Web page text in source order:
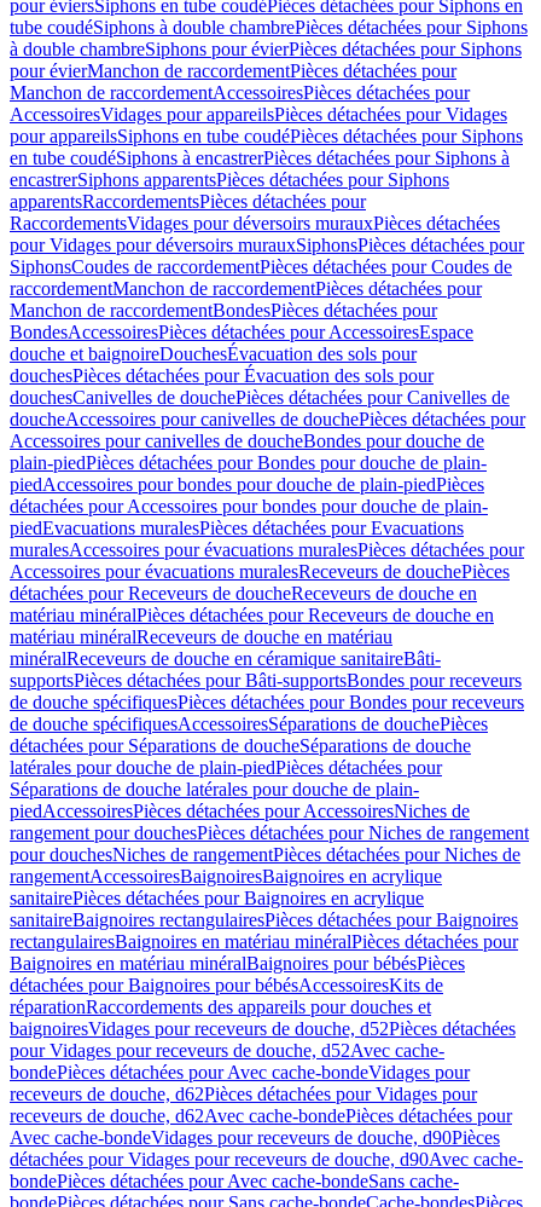
pour éviersSiphons en tube coudéPièces détachées pour Siphons en
tube coudéSiphons à double chambrePièces détachées pour Siphons
à double chambreSiphons pour évierPièces détachées pour Siphons
pour évierManchon de raccordementPièces détachées pour
Manchon de raccordementAccessoiresPièces détachées pour
AccessoiresVidages pour appareilsPièces détachées pour Vidages
pour appareilsSiphons en tube coudéPièces détachées pour Siphons
en tube coudéSiphons à encastrerPièces détachées pour Siphons à
encastrerSiphons apparentsPièces détachées pour Siphons
apparentsRaccordementsPièces détachées pour
RaccordementsVidages pour déversoirs murauxPièces détachées
pour Vidages pour déversoirs murauxSiphonsPièces détachées pour
SiphonsCoudes de raccordementPièces détachées pour Coudes de
raccordementManchon de raccordementPièces détachées pour
Manchon de raccordementBondesPièces détachées pour
BondesAccessoiresPièces détachées pour AccessoiresEspace
douche et baignoireDouchesÉvacuation des sols pour
douchesPièces détachées pour Évacuation des sols pour
douchesCanivelles de douchePièces détachées pour Canivelles de
doucheAccessoires pour canivelles de douchePièces détachées pour
Accessoires pour canivelles de doucheBondes pour douche de
plain-piedPièces détachées pour Bondes pour douche de plain-
piedAccessoires pour bondes pour douche de plain-piedPièces
détachées pour Accessoires pour bondes pour douche de plain-
piedEvacuations muralesPièces détachées pour Evacuations
muralesAccessoires pour évacuations muralesPièces détachées pour
Accessoires pour évacuations muralesReceveurs de douchePièces
détachées pour Receveurs de doucheReceveurs de douche en
matériau minéralPièces détachées pour Receveurs de douche en
matériau minéralReceveurs de douche en matériau
minéralReceveurs de douche en céramique sanitaireBâti-
supportsPièces détachées pour Bâti-supportsBondes pour receveurs
de douche spécifiquesPièces détachées pour Bondes pour receveurs
de douche spécifiquesAccessoiresSéparations de douchePièces
détachées pour Séparations de doucheSéparations de douche
latérales pour douche de plain-piedPièces détachées pour
Séparations de douche latérales pour douche de plain-
piedAccessoiresPièces détachées pour AccessoiresNiches de
rangement pour douchesPièces détachées pour Niches de rangement
pour douchesNiches de rangementPièces détachées pour Niches de
rangementAccessoiresBaignoiresBaignoires en acrylique
sanitairePièces détachées pour Baignoires en acrylique
sanitaireBaignoires rectangulairesPièces détachées pour Baignoires
rectangulairesBaignoires en matériau minéralPièces détachées pour
Baignoires en matériau minéralBaignoires pour bébésPièces
détachées pour Baignoires pour bébésAccessoiresKits de
réparationRaccordements des appareils pour douches et
baignoiresVidages pour receveurs de douche, d52Pièces détachées
pour Vidages pour receveurs de douche, d52Avec cache-
bondePièces détachées pour Avec cache-bondeVidages pour
receveurs de douche, d62Pièces détachées pour Vidages pour
receveurs de douche, d62Avec cache-bondePièces détachées pour
Avec cache-bondeVidages pour receveurs de douche, d90Pièces
détachées pour Vidages pour receveurs de douche, d90Avec cache-
bondePièces détachées pour Avec cache-bondeSans cache-
bondePièces détachées pour Sans cache-bondeCache-bondesPièces